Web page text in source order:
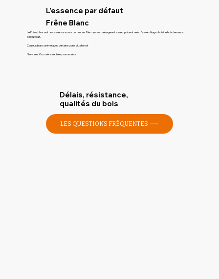
L'essence par défaut
Frêne Blanc
Le Frêne blanc est une essence assez commune. Bien que son veinage est assez présent selon l’assemblage choisi, le bois demeure
assez clair.
Couleur: blanc crème avec certaine zone plus foncé
Nervures: Grossières et très prononcées
Délais, résistance,
qualités du bois
LES QUESTIONS FRÉQUENTES